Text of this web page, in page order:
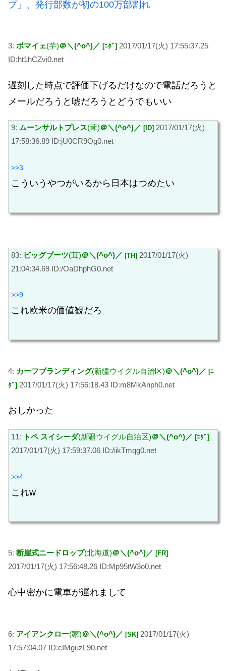
プ」、発行部数が初の100万部割れ
3: ボマイェ(芋)＠＼(^o^)／ [ﾆﾀﾞ] 2017/01/17(火) 17:55:37.25
ID:ht1hCZvi0.net
遅刻した時点で評価下げるだけなので電話だろうと
メールだろうと嘘だろうとどうでもいい
9: ムーンサルトプレス(茸)＠＼(^o^)／ [ID] 2017/01/17(火)
17:58:36.89 ID:jU0CR9Og0.net
>>3
こういうやつがいるから日本はつめたい
83: ビッグブーツ(茸)＠＼(^o^)／ [TH] 2017/01/17(火)
21:04:34.69 ID:/OaDhphG0.net
>>9
これ欧米の価値観だろ
4: カーフブランディング(新疆ウイグル自治区)＠＼(^o^)／ [ﾆ
ﾀﾞ] 2017/01/17(火) 17:56:18.43 ID:m8MkAnph0.net
おしかった
11: トペ スイシーダ(新疆ウイグル自治区)＠＼(^o^)／ [ﾆﾀﾞ]
2017/01/17(火) 17:59:37.06 ID:/iikTmqg0.net
>>4
これw
5: 断崖式ニードロップ(北海道)＠＼(^o^)／ [FR]
2017/01/17(火) 17:56:48.26 ID:Mp95tW3o0.net
心中密かに電車が遅れまして
6: アイアンクロー(家)＠＼(^o^)／ [SK] 2017/01/17(火)
17:57:04.07 ID:cIMguzL90.net